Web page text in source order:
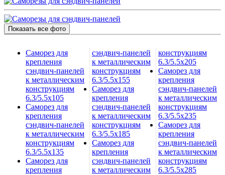
Показать все фото
Саморез для
крепления
сэндвич-панелей
к металлическим
конструкциям
6.3/5.5х105
Саморез для
крепления
сэндвич-панелей
к металлическим
конструкциям
6.3/5.5х135
Саморез для
крепления
сэндвич-панелей
к металлическим
конструкциям
6.3/5.5х155
Саморез для
крепления
сэндвич-панелей
к металлическим
конструкциям
6.3/5.5х185
Саморез для
крепления
сэндвич-панелей
к металлическим
конструкциям
6.3/5.5х205
Саморез для
крепления
сэндвич-панелей
к металлическим
конструкциям
6.3/5.5х235
Саморез для
крепления
сэндвич-панелей
к металлическим
конструкциям
6.3/5.5х285